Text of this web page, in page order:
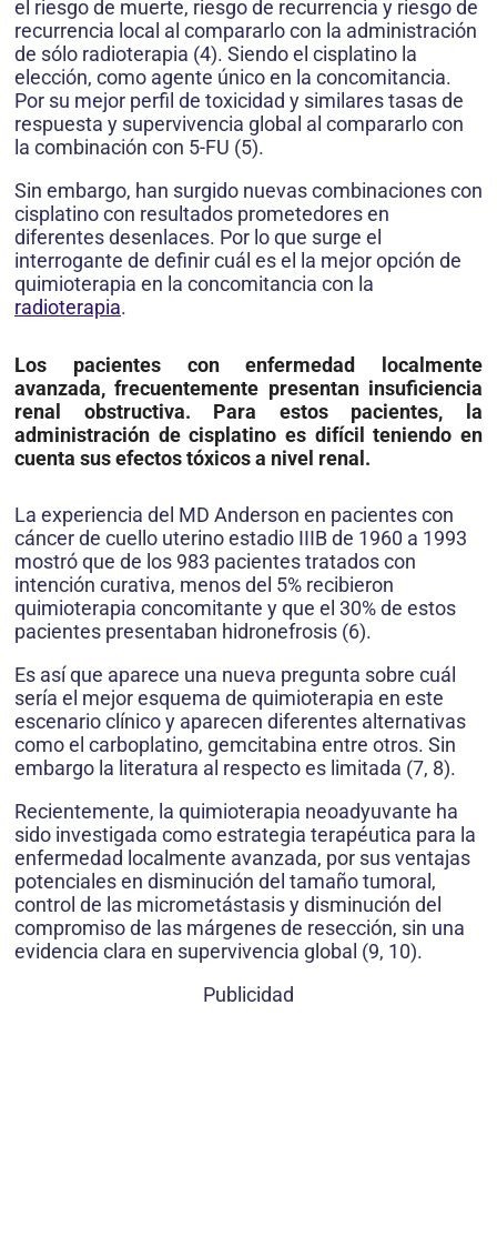
el riesgo de muerte, riesgo de recurrencia y riesgo de
recurrencia local al compararlo con la administración
de sólo radioterapia (4). Siendo el cisplatino la
elección, como agente único en la concomitancia.
Por su mejor perfil de toxicidad y similares tasas de
respuesta y supervivencia global al compararlo con
la combinación con 5-FU (5).
Sin embargo, han surgido nuevas combinaciones con
cisplatino con resultados prometedores en
diferentes desenlaces. Por lo que surge el
interrogante de definir cuál es el la mejor opción de
quimioterapia en la concomitancia con la
radioterapia.
Los pacientes con enfermedad localmente
avanzada, frecuentemente presentan insuficiencia
renal obstructiva. Para estos pacientes, la
administración de cisplatino es difícil teniendo en
cuenta sus efectos tóxicos a nivel renal.
La experiencia del MD Anderson en pacientes con
cáncer de cuello uterino estadio IIIB de 1960 a 1993
mostró que de los 983 pacientes tratados con
intención curativa, menos del 5% recibieron
quimioterapia concomitante y que el 30% de estos
pacientes presentaban hidronefrosis (6).
Es así que aparece una nueva pregunta sobre cuál
sería el mejor esquema de quimioterapia en este
escenario clínico y aparecen diferentes alternativas
como el carboplatino, gemcitabina entre otros. Sin
embargo la literatura al respecto es limitada (7, 8).
Recientemente, la quimioterapia neoadyuvante ha
sido investigada como estrategia terapéutica para la
enfermedad localmente avanzada, por sus ventajas
potenciales en disminución del tamaño tumoral,
control de las micrometástasis y disminución del
compromiso de las márgenes de resección, sin una
evidencia clara en supervivencia global (9, 10).
Publicidad